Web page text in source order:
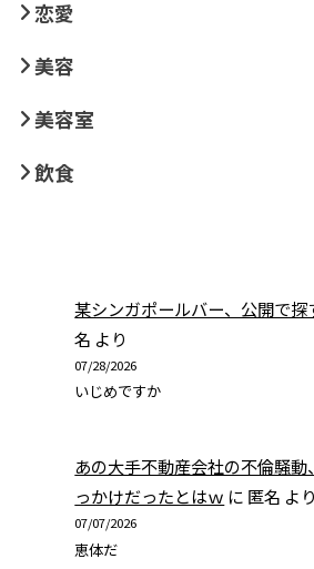
恋愛
美容
美容室
飲食
某シンガポールバー、公開で探
名 より
07/28/2026
いじめですか
あの大手不動産会社の不倫騒
っかけだったとはｗ に 匿名 より
07/07/2026
恵体だ